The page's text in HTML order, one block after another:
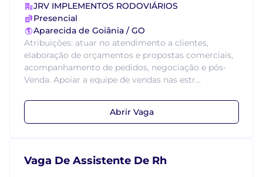
JRV IMPLEMENTOS RODOVIÁRIOS
Presencial
Aparecida de Goiânia / GO
Atribuições: atuar no atendimento a clientes,
elaboração de orçamentos e propostas comerciais,
acompanhamento de pedidos, negociação e pós-
Venda. Apoiar a equipe de vendas nas estr...
Abrir Vaga
Vaga De Assistente De Rh